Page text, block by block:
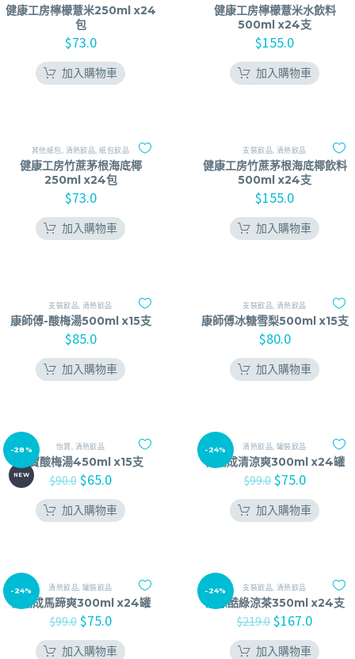
健康工房檸檬薏米250ml x24
包
$73.0
加入購物車
健康工房檸檬薏米水飲料
500ml x24支
$155.0
加入購物車
其他紙包 清熱飲品 ,紙包飲品
健康工房竹蔗茅根海底椰
250ml x24包
$73.0
加入購物車
支裝飲品 清熱飲品
健康工房竹蔗茅根海底椰飲料
500ml x24支
$155.0
加入購物車
支裝飲品 清熱飲品
康師傅-酸梅湯500ml x15支
$85.0
加入購物車
支裝飲品 清熱飲品
康師傅冰糖雪梨500ml x15支
$80.0
加入購物車
-28%
NEW
怡寶 清熱飲品
怡寶酸梅湯450ml x15支
$90.0 $65.0
加入購物車
-24% 清熱飲品 罐裝飲品
楊協成清涼爽300ml x24罐
$99.0 $75.0
加入購物車
-24% 清熱飲品 罐裝飲品
楊協成馬蹄爽300ml x24罐
$99.0 $75.0
加入購物車
-24% 支裝飲品 清熱飲品
清涼酷綠涼茶350ml x24支
$219.0 $167.0
加入購物車